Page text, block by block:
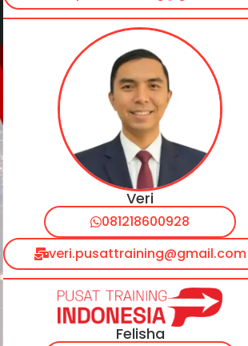
Veri
081218600928
veri.pusattraining@gmail.com
Felisha